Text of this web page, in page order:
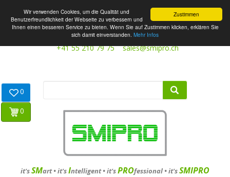
Zustimmen
Wir verwenden Cookies, um die Qualität und
Benutzerfreundlichkeit der Webseite zu verbessern und
Ihnen einen besseren Service zu bieten. Wenn Sie auf Zustimmen klicken, erklären Sie
sich damit einverstanden. Mehr Infos
+41 55 210 79 75 sales@smipro.ch
it'sSMart •it'sIntelligent•it'sPROfessional •it'sSMIPRO
0
0